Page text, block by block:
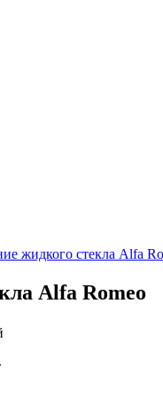
жидкого стекла Alfa
Alfa Romeo